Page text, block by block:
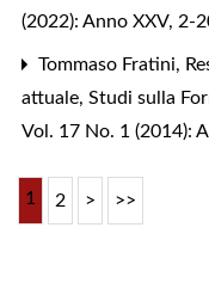
(2022): Anno XXV, 2-
Tommaso Fratini,
attuale, Studi sulla
Vol. 17 No. 1 (2014):
1 2 > >>